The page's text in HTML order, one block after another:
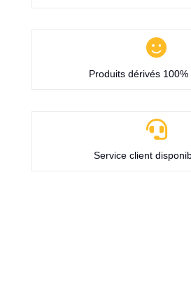

Produits dérivés 100%

Service client